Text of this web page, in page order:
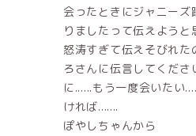
会ったときにジャニーズ
りましたって伝えようと
怒涛すぎて伝えそびれた
ろさんに伝言してくだ
に......もう一度会いたい
ければ.......
ぽやしちゃんから